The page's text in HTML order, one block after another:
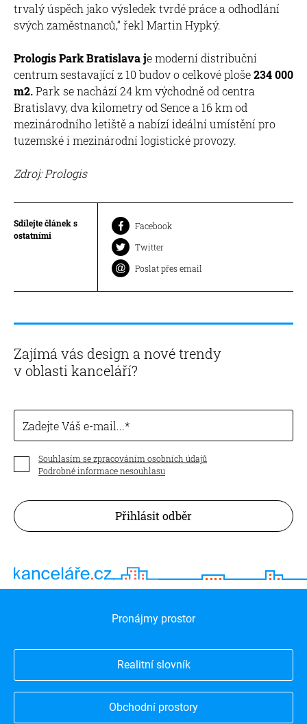
trvalý úspěch jako výsledek tvrdé práce a odhodlání
svých zaměstnanců,“ řekl Martin Hypký.
Prologis Park Bratislava je moderní distribuční
centrum sestavající z 10 budov o celkové ploše234 000
m2.Park se nachází 24 km východně od centra
Bratislavy, dva kilometry od Sence a 16 km od
mezinárodního letiště a nabízí ideální umístění pro
tuzemské i mezinárodní logistické provozy.
Zdroj: Prologis
Sdílejte článek s
ostatními
Facebook
Twitter
Poslat přes email
Zajímá vás design a nové trendy
v oblasti kanceláří?
Zadejte Váš e-mail...
Souhlasím se zpracováním osobních údajů
Podrobné informace nesouhlasu
Přihlásit odběr
Pronájmy prostor
Realitní slovník
Obchodní prostory